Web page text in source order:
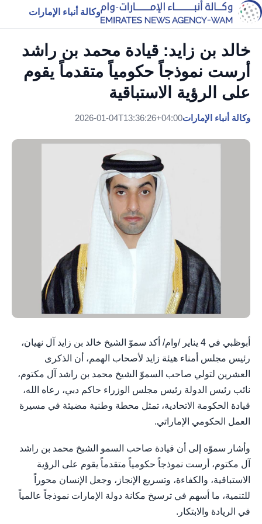
وكالة أنباء الإمارات
خالد بن زايد: قيادة محمد بن راشد
أرست نموذجاً حكومياً متقدماً يقوم
على الرؤية الاستباقية
وكالة أنباء الإمارات2026-01-04T13:36:26+04:00
أبوظبي في 4 يناير /وام/ أكد سموّ الشيخ خالد بن زايد آل نهيان،
رئيس مجلس أمناء هيئة زايد لأصحاب الهمم، أن الذكرى
العشرين لتولي صاحب السموّ الشيخ محمد بن راشد آل مكتوم،
نائب رئيس الدولة رئيس مجلس الوزراء حاكم دبي، رعاه الله،
قيادة الحكومة الاتحادية، تمثل محطة وطنية مضيئة في مسيرة
العمل الحكومي الإماراتي.
وأشار سموّه إلى أن قيادة صاحب السمو الشيخ محمد بن راشد
آل مكتوم، أرست نموذجاً حكومياً متقدماً يقوم على الرؤية
الاستباقية، والكفاءة، وتسريع الإنجاز، وجعل الإنسان محوراً
للتنمية، ما أسهم في ترسيخ مكانة دولة الإمارات نموذجاً عالمياً
في الريادة والابتكار.